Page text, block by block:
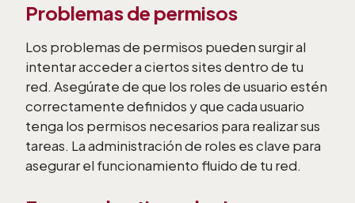
Problemas de permisos
Los problemas de permisos pueden surgir al
intentar acceder a ciertos sites dentro de tu
red. Asegúrate de que los roles de usuario estén
correctamente definidos y que cada usuario
tenga los permisos necesarios para realizar sus
tareas. La administración de roles es clave para
asegurar el funcionamiento fluido de tu red.